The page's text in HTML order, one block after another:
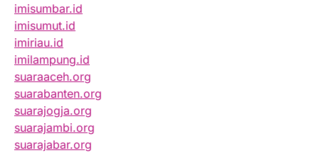
imisumbar.id
imisumut.id
imiriau.id
imilampung.id
suaraaceh.org
suarabanten.org
suarajogja.org
suarajambi.org
suarajabar.org